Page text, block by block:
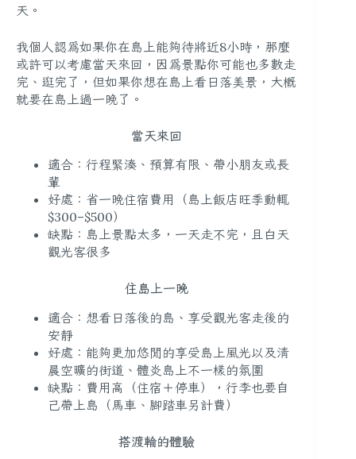
天。
我個人認為如果你在島上能夠待將近8小時，那麼
或許可以考慮當天來回，因為景點你可能也多數走
完、逛完了，但如果你想在島上看日落美景，大概
就要在島上過一晚了。
當天來回
適合：行程緊湊、預算有限、帶小朋友或長
輩
好處：省一晚住宿費用（島上飯店旺季動輒
$300–$500）
缺點：島上景點太多，一天走不完，且白天
觀光客很多
住島上一晚
適合：想看日落後的島、享受觀光客走後的
安靜
好處：能夠更加悠閒的享受島上風光以及清
晨空曠的街道、體炎島上不一樣的氛圍
缺點：費用高（住宿＋停車），行李也要自
己帶上島（馬車、腳踏車另計費）
搭渡輪的體驗